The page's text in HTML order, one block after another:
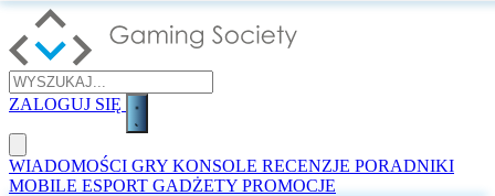
ZALOGUJ SIĘ
WIADOMOŚCI GRY KONSOLE RECENZJE PORADNIKI
MOBILE ESPORT GADŻETY PROMOCJE